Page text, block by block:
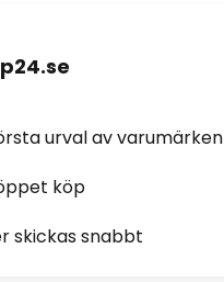
urval av varumärken
köp
skickas snabbt